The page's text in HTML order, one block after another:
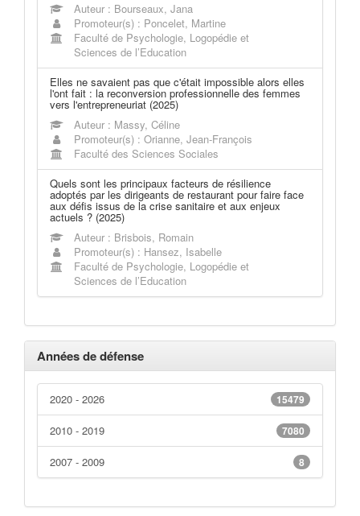
Auteur : Bourseaux, Jana
Promoteur(s) : Poncelet, Martine
Faculté de Psychologie, Logopédie et
Sciences de l’Education
Elles ne savaient pas que c'était impossible alors elles
l'ont fait : la reconversion professionnelle des femmes
vers l'entrepreneuriat (2025)
Auteur : Massy, Céline
Promoteur(s) : Orianne, Jean-François
Faculté des Sciences Sociales
Quels sont les principaux facteurs de résilience
adoptés par les dirigeants de restaurant pour faire face
aux défis issus de la crise sanitaire et aux enjeux
actuels ? (2025)
Auteur : Brisbois, Romain
Promoteur(s) : Hansez, Isabelle
Faculté de Psychologie, Logopédie et
Sciences de l’Education
Années de défense
15479
2020 - 2026
7080
2010 - 2019
8
2007 - 2009